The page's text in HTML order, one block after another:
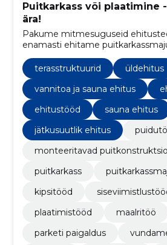
Puitkarkass või plaatimine
ära!
Pakume mitmesuguseid
enamasti ehitame
paigaldame elementmaju ja
siseviimistluse alal.
terasstruktuurid
üldehitus
vannitoa ja sauna ehitus
ehitustööd
sauna ehitus
jätkusuutlik ehitus
monteeritavad
puitkarkass
kipsitööd
plaatimistööd
maalritöö
parketi paigaldus